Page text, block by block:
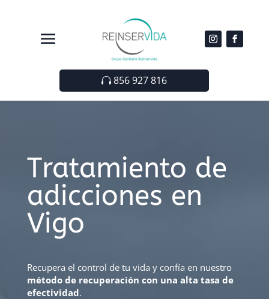
856 927 816
Tratamiento de
adicciones en
Vigo
Recupera el control de tu vida y confía en nuestro
método de recuperación con una alta tasa de
efectividad.